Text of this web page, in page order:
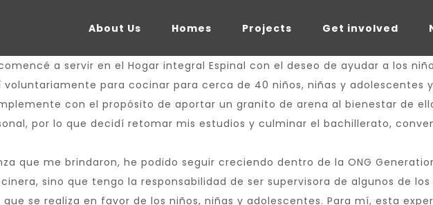
About Us Homes Projects Get involved
a servir en el Hogar integral Espinal con el deseo de ayudar a los
para cocinar para cerca de 40 niños, niñas y adolescentes
con el propósito de aportar un granito de arena al bienestar de
por lo que decidí retomar mis estudios y culminar el bachillerato,
que me brindaron, he podido seguir creciendo dentro de la ONG
sino que tengo la responsabilidad de ser supervisora de algunos de
se realiza en favor de los niños, niñas y adolescentes. Para mí, esta